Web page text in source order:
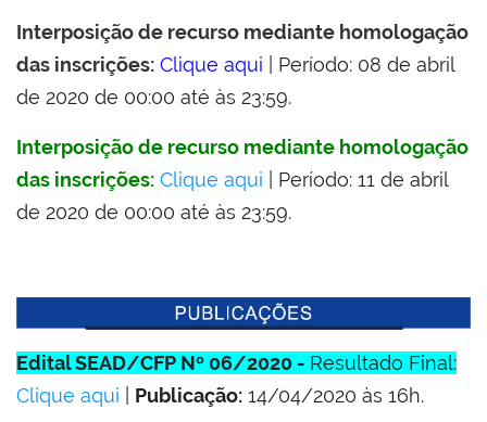
Interposição de recurso mediante homologação
das inscrições: Clique aqui | Período: 08 de abril
de 2020 de 00:00 até às 23:59.
Interposição de recurso mediante homologação
das inscrições: Clique aqui | Período: 11 de abril
de 2020 de 00:00 até às 23:59.
Edital SEAD/CFP Nº 06/2020 - Resultado Final:
Clique aqui
Publicação: 14/04/2020 às 16h.